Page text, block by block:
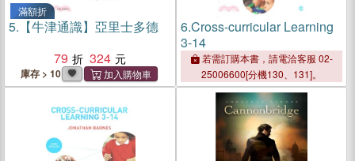
滿額折
5. 【牛津通識】亞里士多德
79
324
庫存 > 10
6.Cross-curricular Learning
3-14
若需訂購本書，請電洽客服 02-
25006600[分機130、131]。